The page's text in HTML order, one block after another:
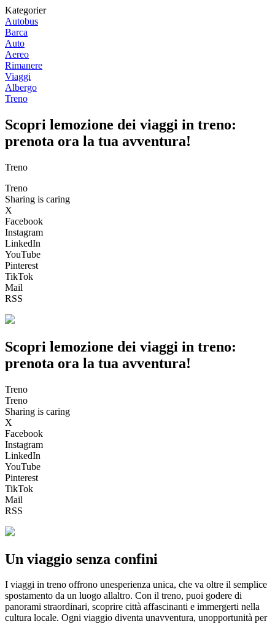
Kategorier
Autobus
Barca
Auto
Aereo
Rimanere
Viaggi
Albergo
Treno
Scopri lemozione dei viaggi in treno:
prenota ora la tua avventura!
Treno
Treno
Sharing is caring
X
Facebook
Instagram
LinkedIn
YouTube
Pinterest
TikTok
Mail
RSS
Scopri lemozione dei viaggi in treno:
prenota ora la tua avventura!
Treno
Treno
Sharing is caring
X
Facebook
Instagram
LinkedIn
YouTube
Pinterest
TikTok
Mail
RSS
Un viaggio senza confini
I viaggi in treno offrono unesperienza unica, che va oltre il semplice
spostamento da un luogo allaltro. Con il treno, puoi godere di
panorami straordinari, scoprire città affascinanti e immergerti nella
cultura locale. Ogni viaggio diventa unavventura, unopportunità per